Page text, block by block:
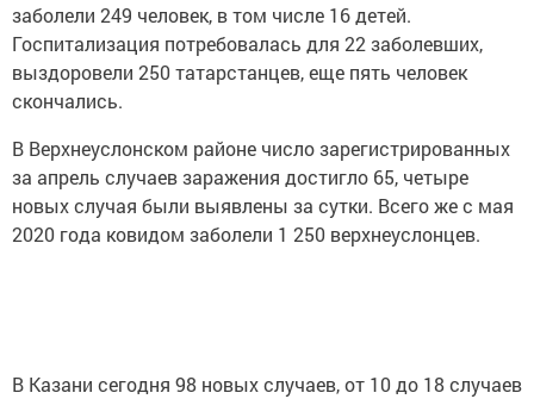
заболели 249 человек, в том числе 16 детей.
Госпитализация потребовалась для 22 заболевших,
выздоровели 250 татарстанцев, еще пять человек
скончались.
В Верхнеуслонском районе число зарегистрированных
за апрель случаев заражения достигло 65, четыре
новых случая были выявлены за сутки. Всего же с мая
2020 года ковидом заболели 1 250 верхнеуслонцев.
В Казани сегодня 98 новых случаев, от 10 до 18 случаев